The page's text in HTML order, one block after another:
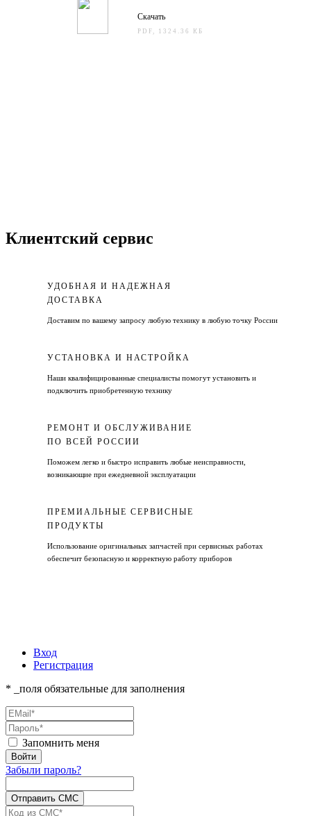
Скачать
PDF, 1324.36 КБ
Клиентский сервис
УДОБНАЯ И НАДЕЖНАЯ
ДОСТАВКА
Доставим по вашему запросу любую технику в любую точку России
УСТАНОВКА И НАСТРОЙКА
Наши квалифицированные специалисты помогут установить и
подключить приобретенную технику
РЕМОНТ И ОБСЛУЖИВАНИЕ
ПО ВСЕЙ РОССИИ
Поможем легко и быстро исправить любые неисправности,
возникающие при ежедневной эксплуатации
ПРЕМИАЛЬНЫЕ СЕРВИСНЫЕ
ПРОДУКТЫ
Использование оригинальных запчастей при сервисных работах
обеспечит безопасную и корректную работу приборов
Вход
Регистрация
* _поля обязательные для заполнения
Запомнить меня
Забыли пароль?